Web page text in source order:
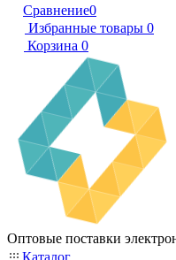
Сравнение0
Избранные товары 0
Корзина 0
Оптовые поставки
Каталог